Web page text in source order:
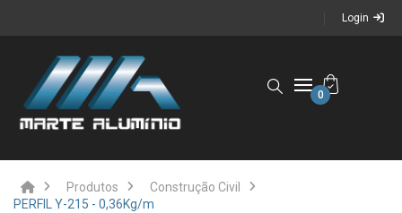
Login
0
Produtos
Construção Civil
PERFIL Y-215 - 0,36Kg/m